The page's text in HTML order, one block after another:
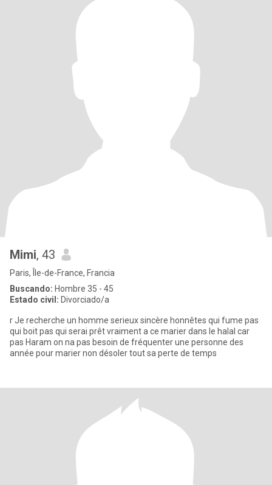
Mimi, 43
Paris, Île-de-France, Francia
Buscando: Hombre 35 - 45
Estado civil: Divorciado/a
r Je recherche un homme serieux sincère honnêtes qui fume pas
qui boit pas qui serai prêt vraiment a ce marier dans le halal car
pas Haram on na pas besoin de fréquenter une personne des
année pour marier non désoler tout sa perte de temps